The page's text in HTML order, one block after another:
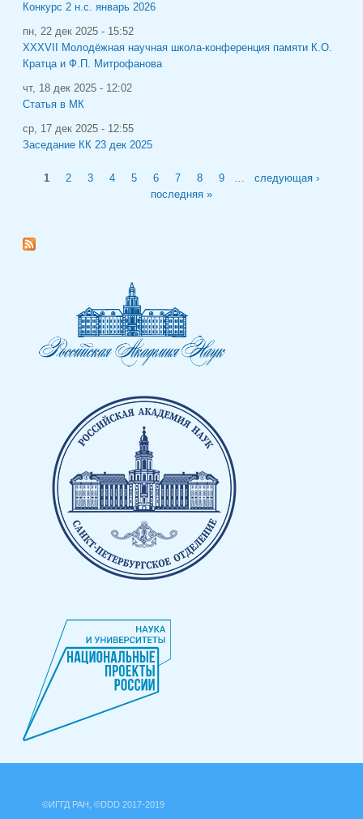
Конкурс 2 н.с. январь 2026
пн, 22 дек 2025 - 15:52
XXXVII Молодёжная научная школа-конференция памяти К.О.
Кратца и Ф.П. Митрофанова
чт, 18 дек 2025 - 12:02
Статья в МК
ср, 17 дек 2025 - 12:55
Заседание КК 23 дек 2025
Страницы
1 2 3 4 5 6 7 8 9
следующая ›
последняя »
©ИГГД РАН, ©DDD 2017-2019